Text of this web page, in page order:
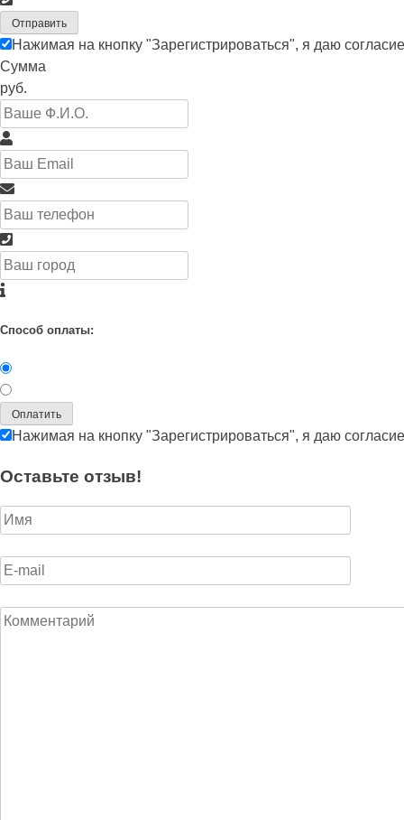
Отправить
Нажимая на кнопку "Зарегистрироваться", я даю
Сумма
руб.
Способ оплаты:
Оплатить
Нажимая на кнопку "Зарегистрироваться", я даю
Оставьте отзыв!